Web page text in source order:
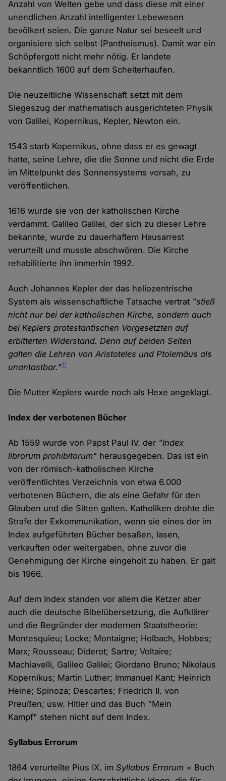
Anzahl von Welten gebe und dass diese mit einer
unendlichen Anzahl intelligenter Lebewesen
bevölkert seien. Die ganze Natur sei beseelt und
organisiere sich selbst (Pantheismus). Damit war ein
Schöpfergott nicht mehr nötig. Er landete
bekanntlich 1600 auf dem Scheiterhaufen.
Die neuzeitliche Wissenschaft setzt mit dem
Siegeszug der mathematisch ausgerichteten Physik
von Galilei, Kopernikus, Kepler, Newton ein.
1543 starb Kopernikus, ohne dass er es gewagt
hatte, seine Lehre, die die Sonne und nicht die Erde
im Mittelpunkt des Sonnensystems vorsah, zu
veröffentlichen.
1616 wurde sie von der katholischen Kirche
verdammt. Galileo Galilei, der sich zu dieser Lehre
bekannte, wurde zu dauerhaftem Hausarrest
verurteilt und musste abschwören. Die Kirche
rehabilitierte ihn immerhin 1992.
Auch Johannes Kepler der das heliozentrische
System als wissenschaftliche Tatsache vertrat "stieß
nicht nur bei der katholischen Kirche, sondern auch
bei Keplers protestantischen Vorgesetzten auf
erbitterten Widerstand. Denn auf beiden Seiten
galten die Lehren von Aristoteles und Ptolemäus als
unantastbar."11
Die Mutter Keplers wurde noch als Hexe angeklagt.
Index der verbotenen Bücher
Ab 1559 wurde von Papst Paul IV. der "Index
librorum prohibitorum" herausgegeben. Das ist ein
von der römisch-katholischen Kirche
veröffentlichtes Verzeichnis von etwa 6.000
verbotenen Büchern, die als eine Gefahr für den
Glauben und die Sitten galten. Katholiken drohte die
Strafe der Exkommunikation, wenn sie eines der im
Index aufgeführten Bücher besaßen, lasen,
verkauften oder weitergaben, ohne zuvor die
Genehmigung der Kirche eingeholt zu haben. Er galt
bis 1966.
Auf dem Index standen vor allem die Ketzer aber
auch die deutsche Bibelübersetzung, die Aufklärer
und die Begründer der modernen Staatstheorie:
Montesquieu; Locke; Montaigne; Holbach, Hobbes;
Marx; Rousseau; Diderot; Sartre; Voltaire;
Machiavelli, Galileo Galilei; Giordano Bruno; Nikolaus
Kopernikus; Martin Luther; Immanuel Kant; Heinrich
Heine; Spinoza; Descartes; Friedrich II. von
Preußen; usw. Hitler und das Buch "Mein
Kampf" stehen nicht auf dem Index.
Syllabus Errorum
1864 verurteilte Pius IX. imSyllabus Errorum = Buch